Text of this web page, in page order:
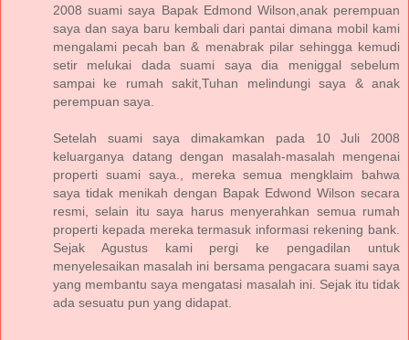
2008 suami saya Bapak Edmond Wilson,anak perempuan
saya dan saya baru kembali dari pantai dimana mobil kami
mengalami pecah ban & menabrak pilar sehingga kemudi
setir melukai dada suami saya dia meniggal sebelum
sampai ke rumah sakit,Tuhan melindungi saya & anak
perempuan saya.
Setelah suami saya dimakamkan pada 10 Juli 2008
keluarganya datang dengan masalah-masalah mengenai
properti suami saya., mereka semua mengklaim bahwa
saya tidak menikah dengan Bapak Edwond Wilson secara
resmi, selain itu saya harus menyerahkan semua rumah
properti kepada mereka termasuk informasi rekening bank.
Sejak Agustus kami pergi ke pengadilan untuk
menyelesaikan masalah ini bersama pengacara suami saya
yang membantu saya mengatasi masalah ini. Sejak itu tidak
ada sesuatu pun yang didapat.